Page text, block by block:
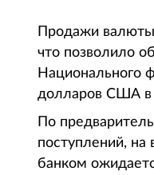
Продажи
что позволило
Национального
долларов США в
По
поступлений,
банком